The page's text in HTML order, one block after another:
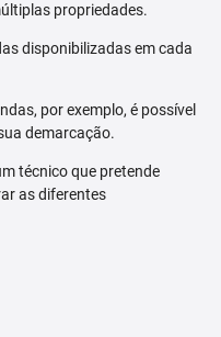
propriedades.
disponibilizadas em cada
por exemplo, é possível
demarcação.
técnico que pretende
as diferentes